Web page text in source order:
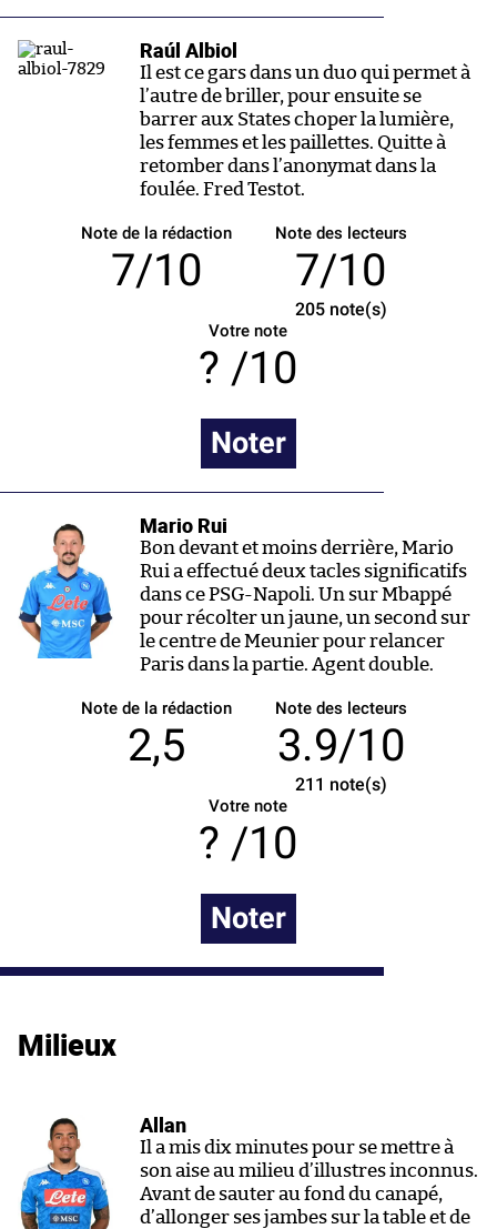
Raúl Albiol
Il est ce gars dans un duo qui permet à
l’autre de briller, pour ensuite se
barrer aux States choper la lumière,
les femmes et les paillettes. Quitte à
retomber dans l’anonymat dans la
foulée. Fred Testot.
Note de la rédaction
7/10
Note des lecteurs
7/10
205note(s)
Votre note
/10
Noter
Mario Rui
Bon devant et moins derrière, Mario
Rui a effectué deux tacles significatifs
dans ce PSG-Napoli. Un sur Mbappé
pour récolter un jaune, un second sur
le centre de Meunier pour relancer
Paris dans la partie. Agent double.
Note de la rédaction
2,5
Note des lecteurs
3.9/10
211 note(s)
Votre note
/10
Noter
Milieux
Allan
Il a mis dix minutes pour se mettre à
son aise au milieu d’illustres inconnus.
Avant de sauter au fond du canapé,
d’allonger ses jambes sur la table et de